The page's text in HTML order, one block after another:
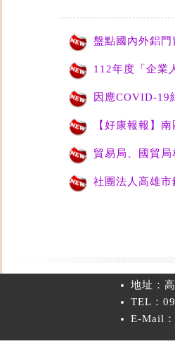
盤點國內外鋁
112年度「企業
因應COVID-19
【好康報報】
貿易局、國貿
社團法人高雄
地址：
TEL：
E-Mail